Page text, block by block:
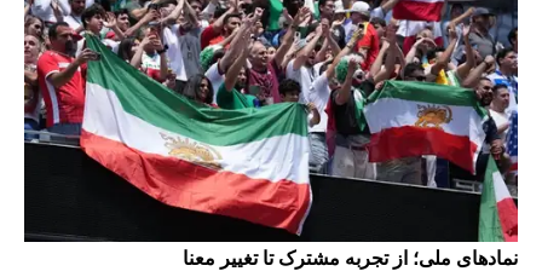
نمادهای ملی؛ از تجربه مشترک تا تغییر معنا